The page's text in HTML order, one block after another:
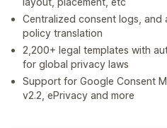
Centralized consent logs, and
policy translation
2,200+ legal templates with
for global privacy laws
Support for Google Consent
v2.2, ePrivacy and more